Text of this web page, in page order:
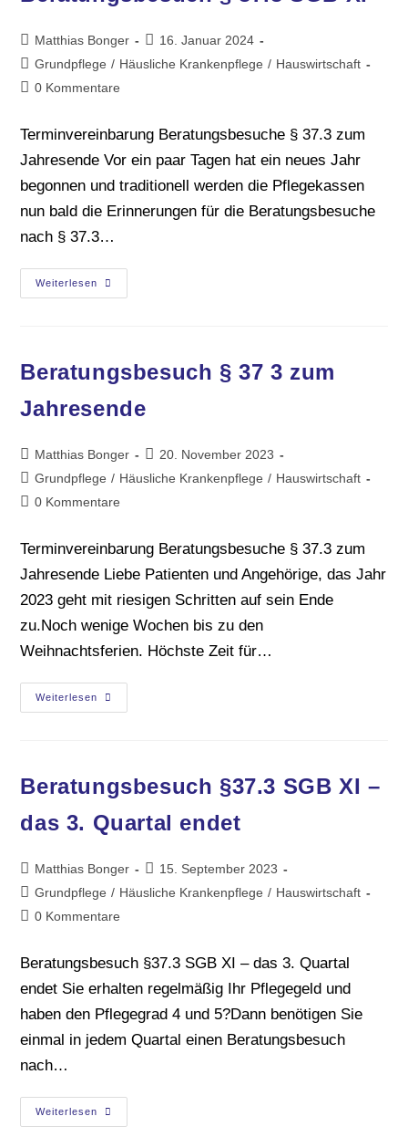
Matthias Bonger
16. Januar 2024
Grundpflege / Häusliche Krankenpflege / Hauswirtschaft
0 Kommentare
Terminvereinbarung Beratungsbesuche § 37.3 zum
Jahresende Vor ein paar Tagen hat ein neues Jahr
begonnen und traditionell werden die Pflegekassen
nun bald die Erinnerungen für die Beratungsbesuche
nach § 37.3…
Weiterlesen
Beratungsbesuch § 37 3 zum
Jahresende
Matthias Bonger
20. November 2023
Grundpflege / Häusliche Krankenpflege / Hauswirtschaft
0 Kommentare
Terminvereinbarung Beratungsbesuche § 37.3 zum
Jahresende Liebe Patienten und Angehörige, das Jahr
2023 geht mit riesigen Schritten auf sein Ende
zu.Noch wenige Wochen bis zu den
Weihnachtsferien. Höchste Zeit für…
Weiterlesen
Beratungsbesuch §37.3 SGB XI –
das 3. Quartal endet
Matthias Bonger
15. September 2023
Grundpflege / Häusliche Krankenpflege / Hauswirtschaft
0 Kommentare
Beratungsbesuch §37.3 SGB XI – das 3. Quartal
endet Sie erhalten regelmäßig Ihr Pflegegeld und
haben den Pflegegrad 4 und 5?Dann benötigen Sie
einmal in jedem Quartal einen Beratungsbesuch
nach…
Weiterlesen